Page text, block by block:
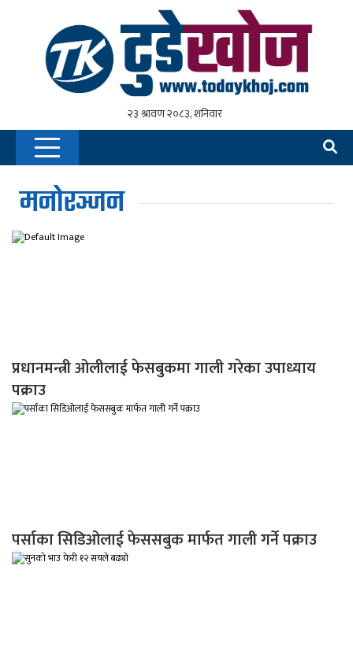
मनोरञ्जन
प्रधानमन्त्री ओलीलाई फेसबुकमा गाली गरेका उपाध्याय
पक्राउ
पर्साका सिडिओलाई फेससबुक मार्फत गाली गर्ने पक्राउ